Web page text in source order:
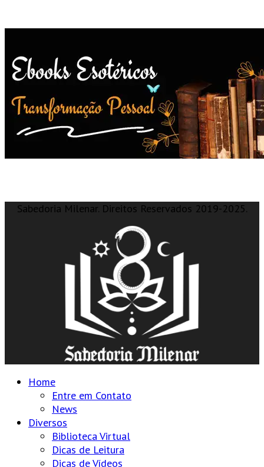
Sabedoria Milenar. Direitos Reservados 2019-2025.
Home
Entre em Contato
News
Diversos
Biblioteca Virtual
Dicas de Leitura
Dicas de Vídeos